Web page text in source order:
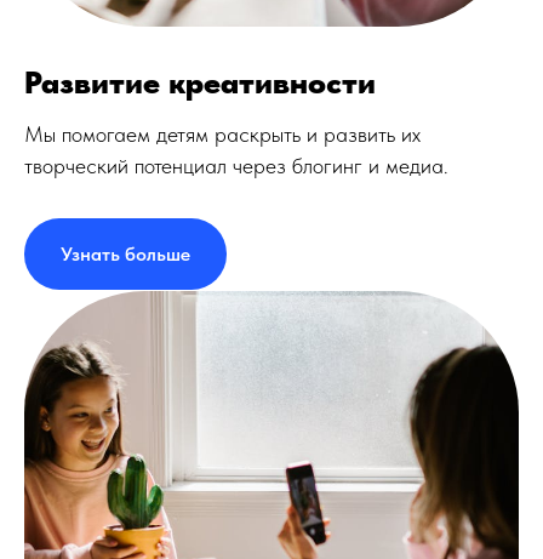
Развитие креативности
Мы помогаем детям раскрыть и развить их
творческий потенциал через блогинг и медиа.
Узнать больше